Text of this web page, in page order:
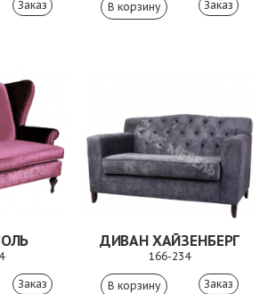
Заказ Заказ
Заказ
ДИВАН ХАЙЗЕНБЕРГ
166-234
Заказ